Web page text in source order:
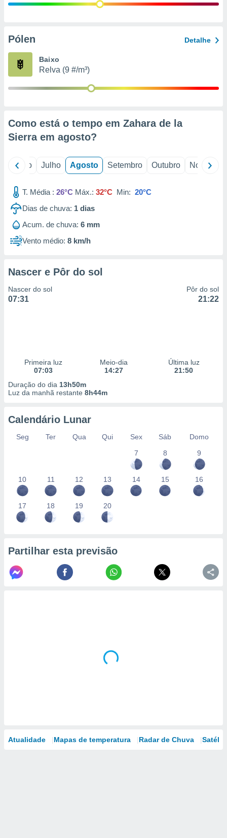
e
de
Pólen Detalhe
Baixo
Relva (9 #/m³)
Como está o tempo em Zahara de la
Sierra em agosto?
Junho Julho Agosto Setembro Outubro Novembro
T. Média : 26°C Máx.: 32°C Min: 20°C
Dias de chuva: 1 dias
Acum. de chuva: 6 mm
Vento médio: 8 km/h
Nascer e Pôr do sol
Nascer do sol
07:31
Pôr do sol
21:22
Primeira luz
07:03
Meio-dia
14:27
Última luz
21:50
Duração do dia 13h50m
Luz da manhã restante 8h44m
Calendário Lunar
Seg Ter Qua Qui Sex Sáb
Domo
7
8 9
10 11 12 13 14 15 16
17 18 19 20
Partilhar esta previsão
Atualidade Mapas de temperatura Radar de Chuva